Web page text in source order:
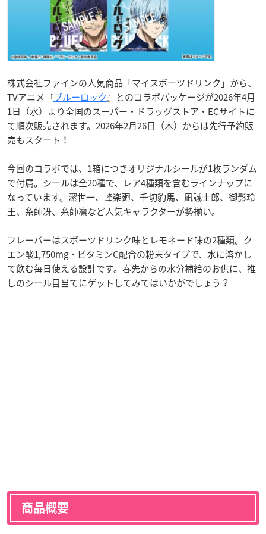
株式会社ファインの人気商品「マイスポーツドリンク」から、
TVアニメ『ブルーロック』とのコラボパッケージが2026年4月
1日（水）より全国のスーパー・ドラッグストア・ECサイトに
て順次販売されます。2026年2月26日（木）からは先行予約販
売もスタート！
今回のコラボでは、1箱につきオリジナルシールが1枚ランダム
で付属。シールは全20種で、レア4種類を含むラインナップに
なっています。潔世一、蜂楽廻、千切豹馬、凪誠士郎、御影玲
王、糸師冴、糸師凛など人気キャラクターが勢揃い。
フレーバーはスポーツドリンク味とレモネード味の2種類。ク
エン酸1,750mg・ビタミンC配合の粉末タイプで、水に溶かし
て飲む毎日使える設計です。春先からの水分補給のお供に、推
しのシール目当てにゲットしてみてはいかがでしょう？
商品概要